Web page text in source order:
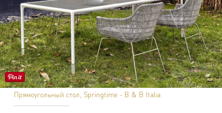
Прямоугольный стол, Springtime - B & B Italia